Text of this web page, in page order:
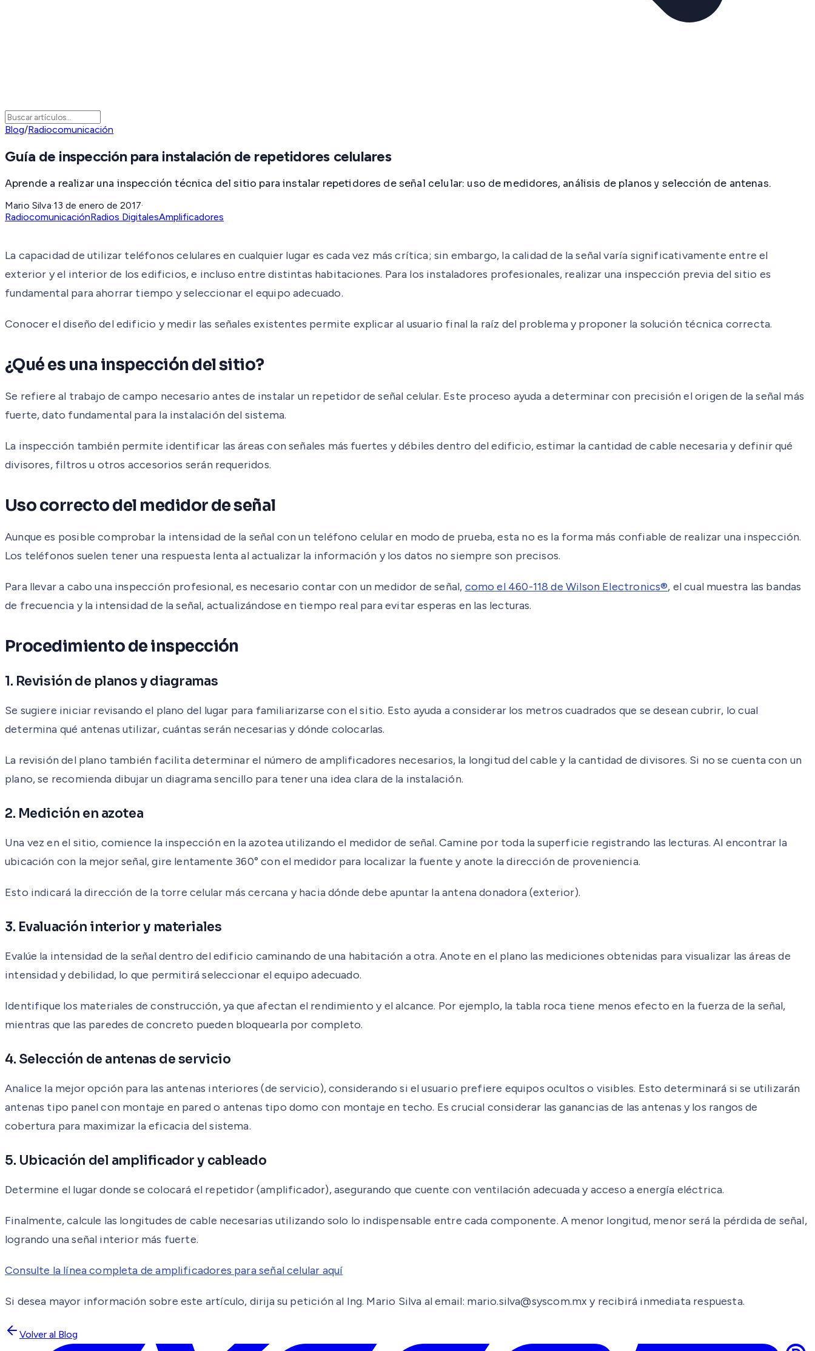
Blog/Radiocomunicación
Guía de inspección para instalación de repetidores celulares
Aprende a realizar una inspección técnica del sitio para instalar repetidores de señal celular: uso de medidores, análisis de planos y selección de antenas.
Mario Silva·13 de enero de 2017·
RadiocomunicaciónRadios DigitalesAmplificadores
La capacidad de utilizar teléfonos celulares en cualquier lugar es cada vez más crítica; sin embargo, la calidad de la señal varía significativamente entre el
exterior y el interior de los edificios, e incluso entre distintas habitaciones. Para los instaladores profesionales, realizar una inspección previa del sitio es
fundamental para ahorrar tiempo y seleccionar el equipo adecuado.
Conocer el diseño del edificio y medir las señales existentes permite explicar al usuario final la raíz del problema y proponer la solución técnica correcta.
¿Qué es una inspección del sitio?
Se refiere al trabajo de campo necesario antes de instalar un repetidor de señal celular. Este proceso ayuda a determinar con precisión el origen de la señal más
fuerte, dato fundamental para la instalación del sistema.
La inspección también permite identificar las áreas con señales más fuertes y débiles dentro del edificio, estimar la cantidad de cable necesaria y definir qué
divisores, filtros u otros accesorios serán requeridos.
Uso correcto del medidor de señal
Aunque es posible comprobar la intensidad de la señal con un teléfono celular en modo de prueba, esta no es la forma más confiable de realizar una inspección.
Los teléfonos suelen tener una respuesta lenta al actualizar la información y los datos no siempre son precisos.
Para llevar a cabo una inspección profesional, es necesario contar con un medidor de señal, como el 460-118 de Wilson Electronics®, el cual muestra las bandas
de frecuencia y la intensidad de la señal, actualizándose en tiempo real para evitar esperas en las lecturas.
Procedimiento de inspección
1. Revisión de planos y diagramas
Se sugiere iniciar revisando el plano del lugar para familiarizarse con el sitio. Esto ayuda a considerar los metros cuadrados que se desean cubrir, lo cual
determina qué antenas utilizar, cuántas serán necesarias y dónde colocarlas.
La revisión del plano también facilita determinar el número de amplificadores necesarios, la longitud del cable y la cantidad de divisores. Si no se cuenta con un
plano, se recomienda dibujar un diagrama sencillo para tener una idea clara de la instalación.
2. Medición en azotea
Una vez en el sitio, comience la inspección en la azotea utilizando el medidor de señal. Camine por toda la superficie registrando las lecturas. Al encontrar la
ubicación con la mejor señal, gire lentamente 360° con el medidor para localizar la fuente y anote la dirección de proveniencia.
Esto indicará la dirección de la torre celular más cercana y hacia dónde debe apuntar la antena donadora (exterior).
3. Evaluación interior y materiales
Evalúe la intensidad de la señal dentro del edificio caminando de una habitación a otra. Anote en el plano las mediciones obtenidas para visualizar las áreas de
intensidad y debilidad, lo que permitirá seleccionar el equipo adecuado.
Identifique los materiales de construcción, ya que afectan el rendimiento y el alcance. Por ejemplo, la tabla roca tiene menos efecto en la fuerza de la señal,
mientras que las paredes de concreto pueden bloquearla por completo.
4. Selección de antenas de servicio
Analice la mejor opción para las antenas interiores (de servicio), considerando si el usuario prefiere equipos ocultos o visibles. Esto determinará si se utilizarán
antenas tipo panel con montaje en pared o antenas tipo domo con montaje en techo. Es crucial considerar las ganancias de las antenas y los rangos de
cobertura para maximizar la eficacia del sistema.
5. Ubicación del amplificador y cableado
Determine el lugar donde se colocará el repetidor (amplificador), asegurando que cuente con ventilación adecuada y acceso a energía eléctrica.
Finalmente, calcule las longitudes de cable necesarias utilizando solo lo indispensable entre cada componente. A menor longitud, menor será la pérdida de señal,
logrando una señal interior más fuerte.
Consulte la línea completa de amplificadores para señal celular aquí
Si desea mayor información sobre este artículo, dirija su petición al Ing. Mario Silva al email: mario.silva@syscom.mx y recibirá inmediata respuesta.
Volver al Blog